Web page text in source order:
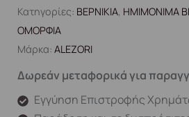
Κατηγορίες: ΒΕΡΝΙΚΙΑ, ΗΜΙΜΟΝΙΜΑ
ΟΜΟΡΦΙΑ
Μάρκα: ALEZORI
Δωρεάν μεταφορικά για
Εγγύηση Επιστροφής